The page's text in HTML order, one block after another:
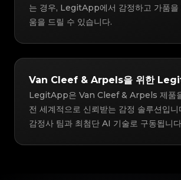
는 경우, LegitApp에서 감정하고 가품을
움을 드릴 수 있습니다.
Van Cleef & Arpels을 위한
LegitApp은 Van Cleef & Arpels 제품
전 세계적으로 신뢰받는 감정 솔루션입니
감정사 팀과 최첨단 AI 기술로 구동됩니